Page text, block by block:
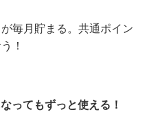
毎月貯まる。共通ポイン
！
ってもずっと使える！